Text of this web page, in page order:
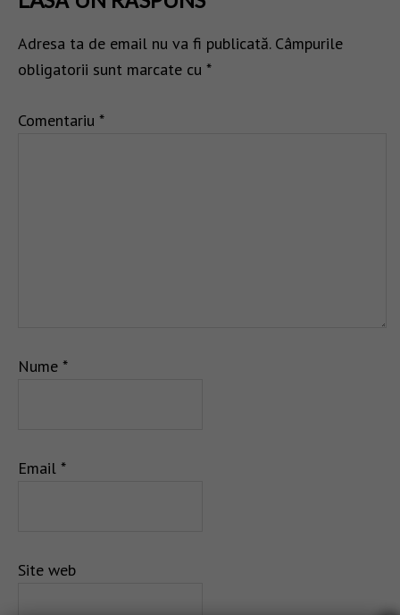
Adresa ta de email nu va fi publicată. Câmpurile
obligatorii sunt marcate cu *
Comentariu *
Nume *
Email *
Site web